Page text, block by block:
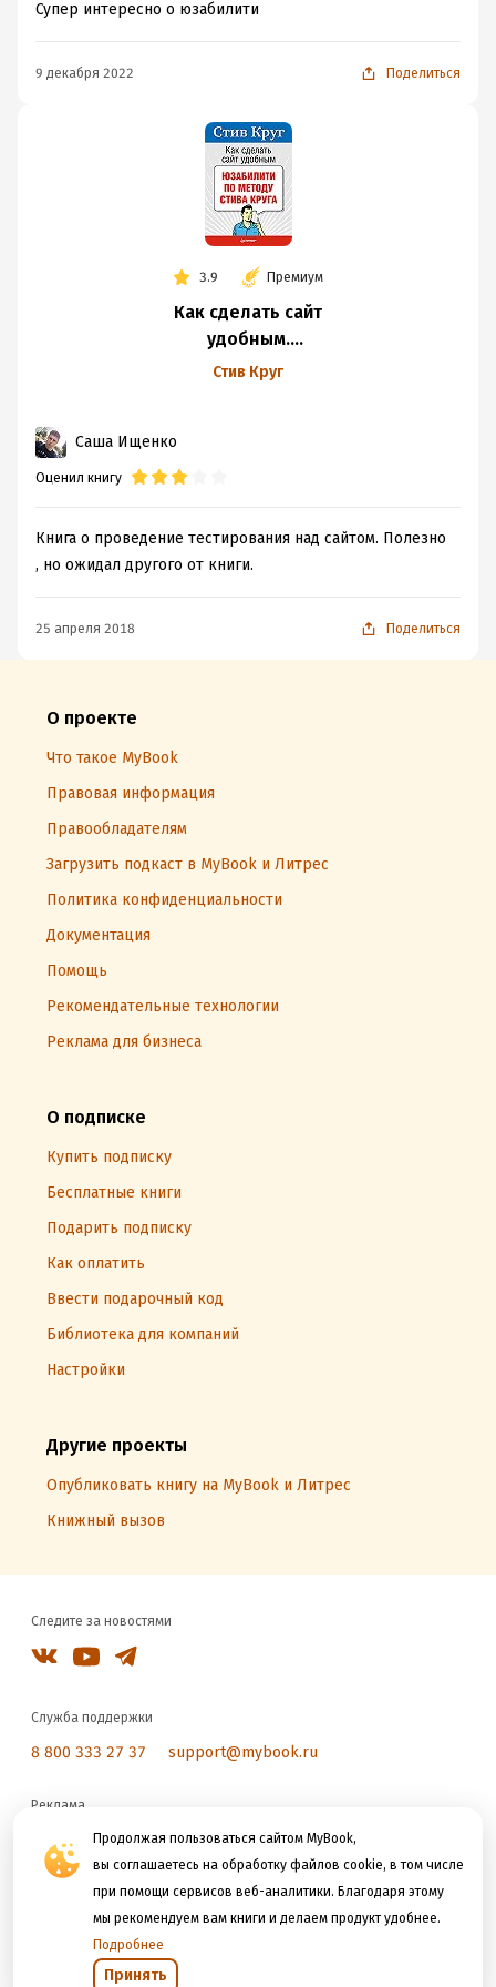
Продолжая пользоваться сайтом MyBook,
вы соглашаетесь на обработку файлов cookie, в том числе
при помощи сервисов веб-аналитики. Благодаря этому
мы рекомендуем вам книги и делаем продукт удобнее.
Подробнее
Принять
Супер интересно о юзабилити
9 декабря 2022 Поделиться
3.9 Премиум
Как сделать сайт
удобным.
Юзабилити
Стив Круг
Саша Ищенко
Оценил книгу
Книга о проведение тестирования над сайтом. Полезно
, но ожидал другого от книги.
25 апреля 2018 Поделиться
О проекте
Что такое MyBook
Правовая информация
Правообладателям
Загрузить подкаст в MyBook и Литрес
Политика конфиденциальности
Документация
Помощь
Рекомендательные технологии
Реклама для бизнеса
О подписке
Купить подписку
Бесплатные книги
Подарить подписку
Как оплатить
Ввести подарочный код
Библиотека для компаний
Настройки
Другие проекты
Опубликовать книгу на MyBook и Литрес
Книжный вызов
Следите за новостями
Служба поддержки
8 800 333 27 37 support@mybook.ru
Реклама
reklama@litres.ru
Мы принимаем к оплате